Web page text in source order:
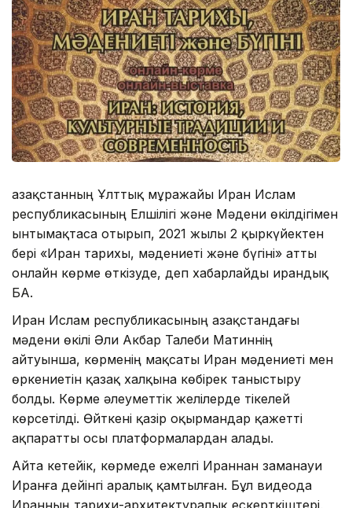
Қазақстанның Ұлттық мұражайы Иран Ислам
республикасының Елшілігі және Мәдени өкілдігімен
ынтымақтаса отырып, 2021 жылы 2 қыркүйектен
бері «Иран тарихы, мәдениеті және бүгіні» атты
онлайн көрме өткізуде, деп хабарлайды ирандық
БАҚ.
Иран Ислам республикасының Қазақстандағы
мәдени өкілі Әли Акбар Талеби Матиннің
айтуынша, көрменің мақсаты Иран мәдениеті мен
өркениетін қазақ халқына көбірек таныстыру
болды. Көрме әлеуметтік желілерде тікелей
көрсетілді. Өйткені қазір оқырмандар қажетті
ақпаратты осы платформалардан алады.
Айта кетейік, көрмеде ежелгі Ираннан заманауи
Иранға дейінгі аралық қамтылған. Бұл видеода
Иранның тарихи-архитектуралық ескерткіштері,